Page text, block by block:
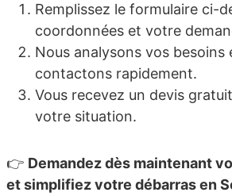
Remplissez le formulaire ci-
coordonnées et votre
Nous analysons vos besoins
contactons rapidement.
Vous recevez un devis
votre situation.
👉 Demandez dès maintenant
et simplifiez votre débarras en